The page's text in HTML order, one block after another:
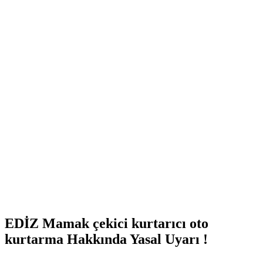
EDİZ Mamak çekici kurtarıcı oto
kurtarma Hakkında Yasal Uyarı !